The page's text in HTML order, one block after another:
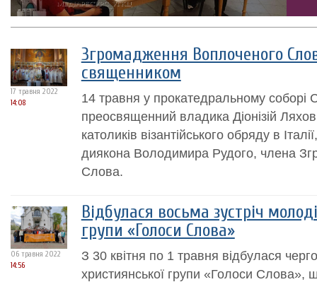
17 травня 2022
14:08
Згромадження Воплоченого
священником
14 травня у прокатедральному соборі
преосвященний владика Діонізій
католиків візантійського обряду в
диякона Володимира Рудого, члена
Слова.
06 травня 2022
14:56
Відбулася восьма зустріч
групи «Голоси Слова»
З 30 квітня по 1 травня відбулася
християнської групи «Голоси Слова»,